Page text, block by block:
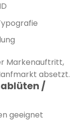
Markenauftritt,
absetzt.
/
geeignet